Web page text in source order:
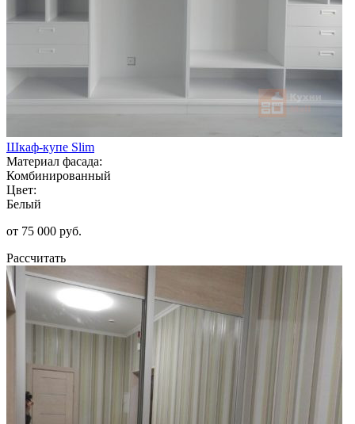
Шкаф-купе Slim
Материал фасада:
Комбинированный
Цвет:
Белый
от 75 000 руб.
Рассчитать